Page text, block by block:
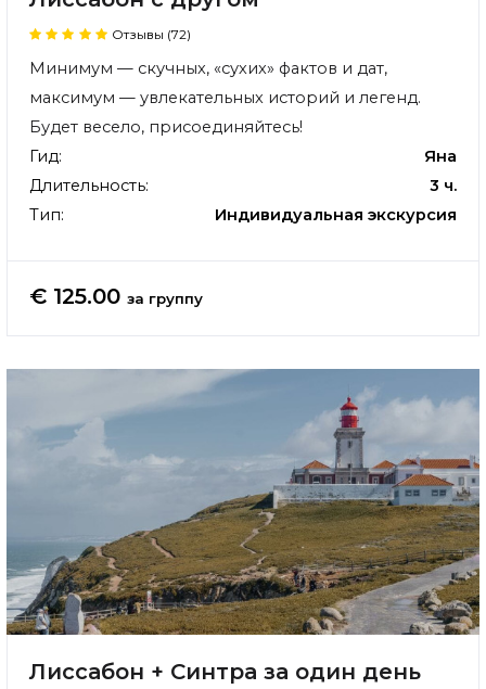
Отзывы (72)
Минимум — скучных, «сухих» фактов и дат,
максимум — увлекательных историй и легенд.
Будет весело, присоединяйтесь!
Гид:
Яна
Длительность:
3 ч.
Тип:
Индивидуальная экскурсия
€ 125.00 за группу
Лиссабон + Синтра за один день